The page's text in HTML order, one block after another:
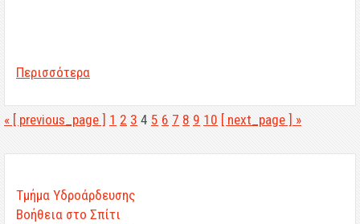
Περισσότερα
« [ previous_page ] 1 2 3 4 5 6 7 8 9 10 [ next_page ] »
Τμήμα Υδροάρδευσης
Βοήθεια στο Σπίτι